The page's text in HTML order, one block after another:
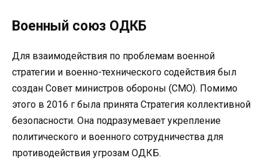
Военный союз ОДКБ
Для взаимодействия по проблемам военной
стратегии и военно-технического содействия был
создан Совет министров обороны (СМО). Помимо
этого в 2016 г была принята Стратегия коллективной
безопасности. Она подразумевает укрепление
политического и военного сотрудничества для
противодействия угрозам ОДКБ.